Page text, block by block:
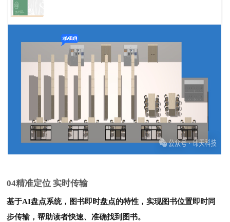
04精准定位 实时传输
基于AI盘点系统，图书即时盘点的特性，实现图书位置即时同
步传输，帮助读者快速、准确找到图书。